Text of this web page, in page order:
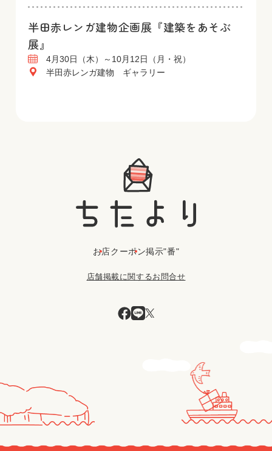
半田赤レンガ建物企画展『建築をあそぶ
展』
4月30日（木）～10月12日（月・祝）
半田赤レンガ建物 ギャラリー
お店クーポン掲示"番"
店舗掲載に関するお問合せ